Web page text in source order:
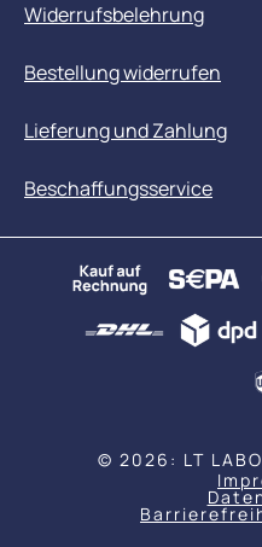
Widerrufsbelehrung
Bestellung widerrufen
Lieferung und Zahlung
Beschaffungsservice
© 2026: LT